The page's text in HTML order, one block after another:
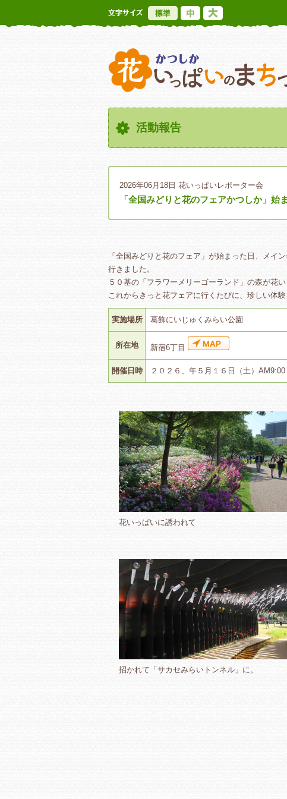
標準
活動報告
2026年06月18日 花いっぱいレポーター会
「全国みどりと花のフェアかつしか」始
「全国みどりと花のフェア」が始まった日、メイ
行きました。
５０基の「フラワーメリーゴーランド」の森が花
これからきっと花フェアに行くたびに、珍しい体
実施場所 葛飾にいじゅくみらい公園
所在地 新宿6丁目
開催日時 ２０２６、年５月１６日（土）AM9:00
花いっぱいに誘われて
招かれて「サカセみらいトンネル」に。